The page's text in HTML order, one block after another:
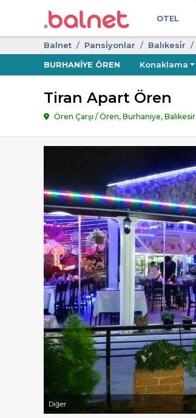
OTEL
Balnet Pansi̇yonlar Balıkesi̇r
BURHANIYE ÖREN
Konaklama
Tiran Apart Ören
Ören Çarşı / Ören, Burhaniye, Balıkesir
Diğer